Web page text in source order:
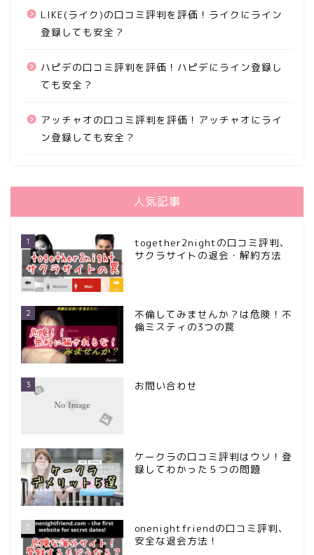
LIKE(ライク)の口コミ評判を評価！ライクにライン
登録しても安全？
ハピデの口コミ評判を評価！ハピデにライン登録し
ても安全？
アッチャオの口コミ評判を評価！アッチャオにライ
ン登録しても安全？
人気記事
1
together2nightの口コミ評判、
サクラサイトの退会・解約方法
2
不倫してみませんか？は危険！不
倫ミスティの3つの罠
3 お問い合わせ
4
ケークラの口コミ評判はウソ！登
録してわかった５つの問題
5
onenightfriendの口コミ評判、
安全な退会方法！